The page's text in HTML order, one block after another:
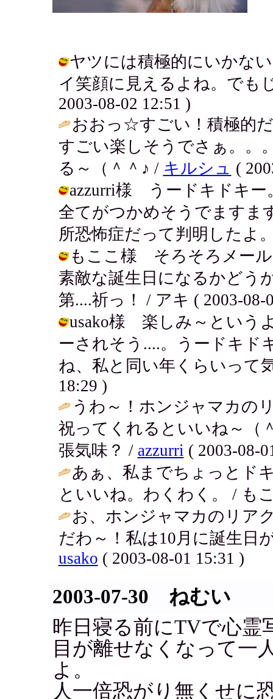
ヤツには積極的にいかな
イ笑顔に見えるよね。でも
2003-08-02 12:51 )
おおっ☆すごい！積極的
すごい楽しそうでさぁ。。
る～（＾＾♪ / キルシュ (
azzurri様 うードキドキー
全てがつかめそうでますま
所恐怖症だって判明したよ
もここ様 そろそろメール
素敵な誕生日になるかどう
第....祈っ！ / アキ ( 2003-08-
usako様 楽しみ～という
ーされそう....。うードキド
ね、私と同い年くらいって
18:29 )
うわ～！ホンジャマカの
祝ってくれるといいね～（
張気味？ / azzurri ( 2003-08-
あぁ、私までちょっとド
といいね。わくわく。 / も
お、ホンジャマカのリア
だわ～！私は10月に誕生日
usako ( 2003-08-01 15:31 )
2003-07-30 ねむい
昨日寝る前にTVで心霊
目が離せなくなって一
よ。
人一倍恐がり無くせに